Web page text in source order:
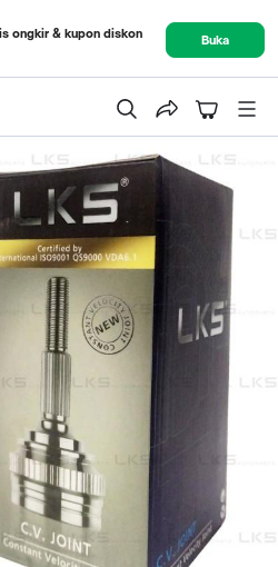
ongkir & kupon diskon
Buka